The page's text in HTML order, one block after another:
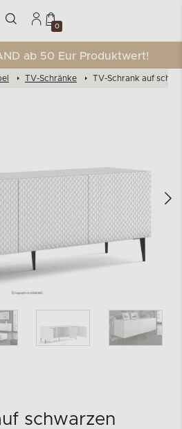
0
ab 50 Eur Produktwert!
TV-Schränke TV-Schrank auf
schwarzen